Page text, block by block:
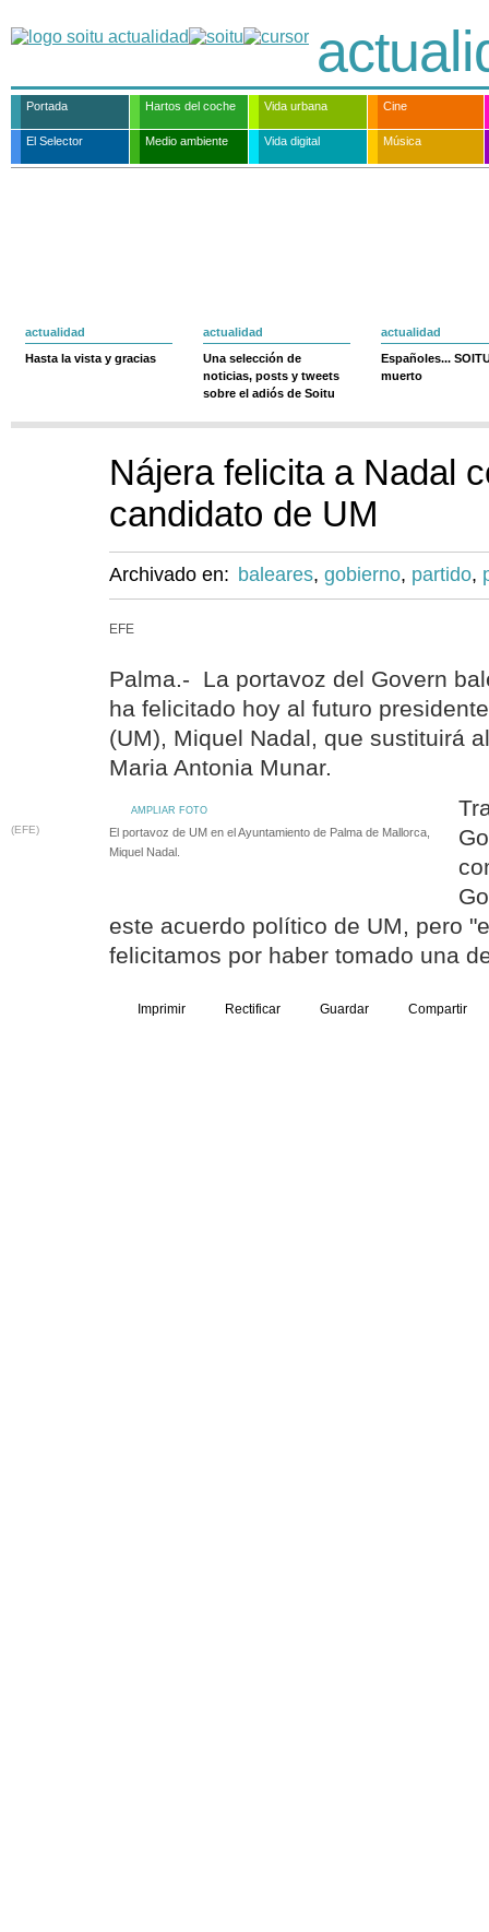
Portada Hartos del coche Vida urbana Cine
El Selector Medio ambiente Vida digital Música
actualidad
Hasta la vista y gracias
actualidad
Una selección de
noticias, posts y tweets
sobre el adiós de Soitu
actualidad
Españoles...
muerto
Nájera felicita a Nadal
candidato de UM
Archivado en: baleares, gobierno, partido,
EFE
Palma.- La portavoz del Govern
ha felicitado hoy al futuro
(UM), Miquel Nadal, que sustituirá
Maria Antonia Munar.
AMPLIAR FOTO
(EFE)
El portavoz de UM en el Ayuntamiento de Palma de Mallorca,
Miquel Nadal.
este acuerdo político de UM, pero
felicitamos por haber tomado una
Imprimir Rectificar Guardar Compartir